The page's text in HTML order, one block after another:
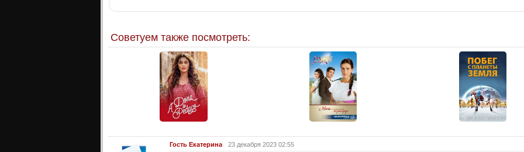
33
Советуем также посмотреть:
Гость Екатерина
23 декабря 2023 02:55